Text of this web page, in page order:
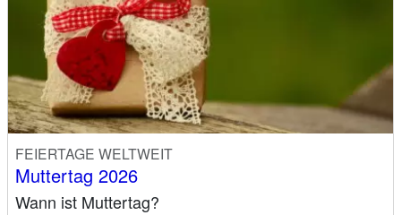
FEIERTAGE WELTWEIT
Muttertag 2026
Wann ist Muttertag?